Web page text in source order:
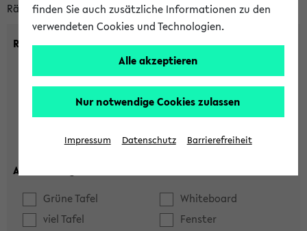
Räumen mit bestimmten Eigenschaften:
Raumkriterien:
max. Plätze:
Ausstattung:
Grüne Tafel
Whiteboard
viel Tafel
Fenster
finden Sie auch zusätzliche Informationen zu den
verwendeten Cookies und Technologien.
Alle akzeptieren
Nur notwendige Cookies zulassen
Impressum Datenschutz Barrierefreiheit